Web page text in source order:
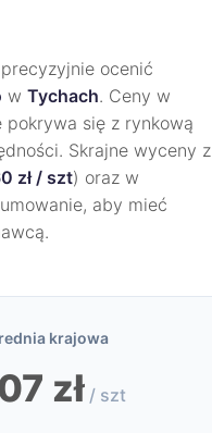
ocenić
w Tychach. Ceny w
pokrywa się z rynkową
Skrajne wyceny z
zł / szt) oraz w
aby mieć
krajowa
zł / szt